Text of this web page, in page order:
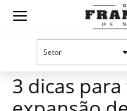
Guia
Manual do sucesso
3 dicas